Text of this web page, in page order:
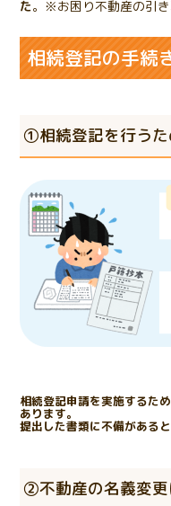
た。※お困り不動産の引き
相続登記の手続
①相続登記を行う
相続登記申請を実施するた
あります。
提出した書類に不備がある
②不動産の名義変更